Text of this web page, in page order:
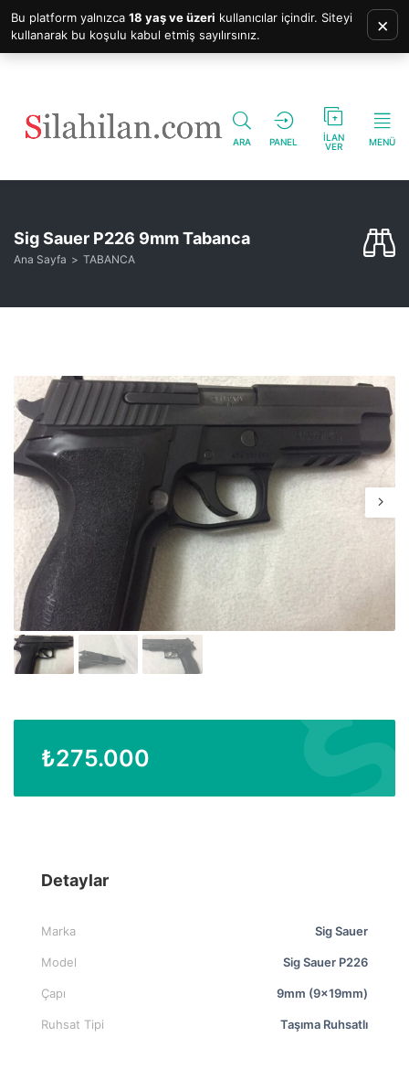
ARA PANEL
İLAN
VER
MENÜ
Sig Sauer P226 9mm Tabanca
Ana Sayfa TABANCA
₺275.000
Detaylar
Marka Sig Sauer
Model Sig Sauer P226
Çapı 9mm (9x19mm)
Ruhsat Tipi Taşıma Ruhsatlı
Bu platform yalnızca 18 yaş ve üzeri kullanıcılar içindir. Siteyi
kullanarak bu koşulu kabul etmiş sayılırsınız.
×